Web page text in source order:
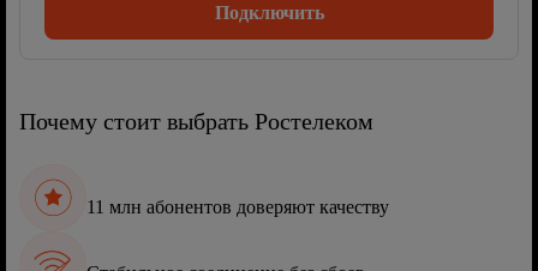
Подключить
Почему стоит выбрать Ростелеком
11 млн абонентов доверяют качеству